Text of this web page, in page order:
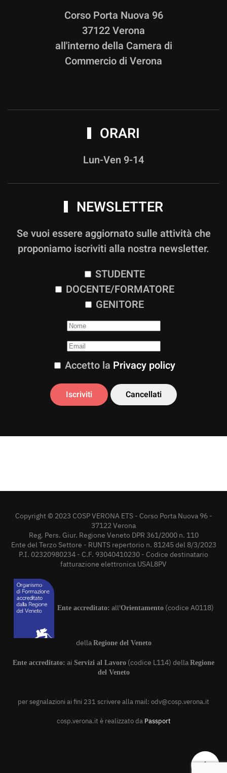
Corso Porta Nuova 96
37122 Verona
all'interno della Camera di
Commercio di Verona
ORARI
Lun-Ven 9-14
NEWSLETTER
Se vuoi essere aggiornato sulle attività che
proponiamo iscriviti alla nostra newsletter.
STUDENTE
DOCENTE/FORMATORE
GENITORE
Accetto la Privacy policy
Copyright © 2023 COSP VERONA ETS - Corso Porta Nuova 96 -
37122 Verona
Reg. Pers. Giur. Regione Veneto DPR 361/2000 n. 110
Ente del Terzo Settore - RUNTS repertorio n. 81245 del 8/3/2023
P.I. 02320980234 - C.F. 93040410230 - Codice destinatario
fatturazione elettronica USAL8PV
Ente accreditato: all'Orientamento(codice A0118)
della Regione del Veneto
Ente accreditato: ai Servizi al Lavoro (codice L114) della Regione
del Veneto
per segnalazioni ai fini 231 scrivere alla mail: odv@cosp.verona.it
cosp.verona.it è realizzato da Passport